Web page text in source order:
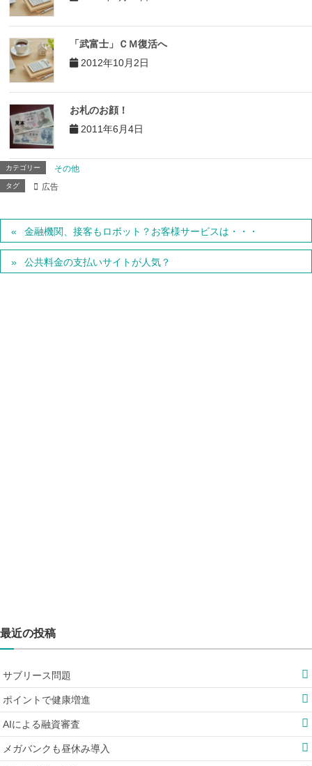
「武富士」ＣＭ復活へ
2012年10月2日
お札のお顔！
2011年6月4日
カテゴリー その他
タグ 広告
金融機関、接客もロボット？お客様サービスは・・・
公共料金の支払いサイトが人気？
最近の投稿
サブリース問題
ポイントで健康増進
AIによる融資審査
メガバンクも昼休み導入